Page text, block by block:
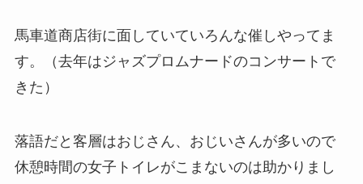
馬車道商店街に面していていろんな催しやってま
す。（去年はジャズプロムナードのコンサートで
きた）
落語だと客層はおじさん、おじいさんが多いので
休憩時間の女子トイレがこまないのは助かりまし